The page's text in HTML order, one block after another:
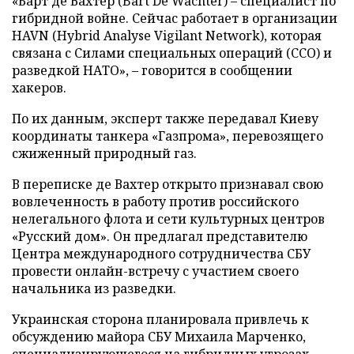
гибридной войне. Сейчас работает в организации
HAVN (Hybrid Analyse Vigilant Network), которая
связана с Силами специальных операций (ССО) и
разведкой НАТО», – говорится в сообщении
хакеров.
По их данным, эксперт также передавал Киеву
координаты танкера «Газпрома», перевозящего
сжиженный природный газ.
В переписке де Вахтер открыто признавал свою
вовлеченность в работу против российского
нелегального флота и сети культурных центров
«Русский дом». Он предлагал представителю
Центра международного сотрудничества СБУ
провести онлайн-встречу с участием своего
начальника из разведки.
Украинская сторона планировала привлечь к
обсуждению майора СБУ Михаила Марченко,